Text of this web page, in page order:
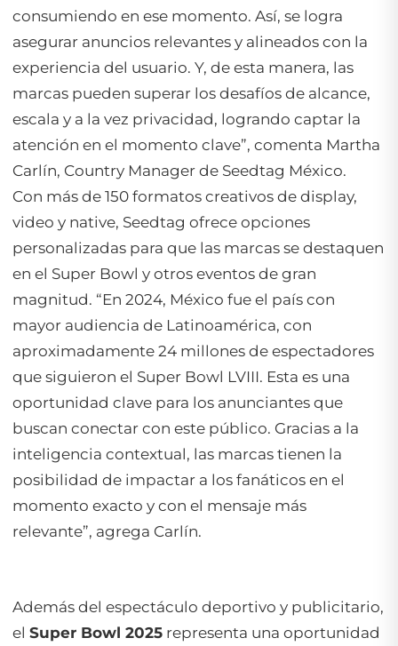
consumiendo en ese momento. Así, se logra
asegurar anuncios relevantes y alineados con la
experiencia del usuario. Y, de esta manera, las
marcas pueden superar los desafíos de alcance,
escala y a la vez privacidad, logrando captar la
atención en el momento clave”, comenta Martha
Carlín, Country Manager de Seedtag México.
Con más de 150 formatos creativos de display,
video y native, Seedtag ofrece opciones
personalizadas para que las marcas se destaquen
en el Super Bowl y otros eventos de gran
magnitud. “En 2024, México fue el país con
mayor audiencia de Latinoamérica, con
aproximadamente 24 millones de espectadores
que siguieron el Super Bowl LVIII. Esta es una
oportunidad clave para los anunciantes que
buscan conectar con este público. Gracias a la
inteligencia contextual, las marcas tienen la
posibilidad de impactar a los fanáticos en el
momento exacto y con el mensaje más
relevante”, agrega Carlín.
Además del espectáculo deportivo y publicitario,
el Super Bowl 2025 representa una oportunidad